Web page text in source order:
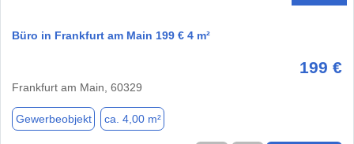
Büro in Frankfurt am Main 199 € 4 m²
199 €
Frankfurt am Main, 60329
Gewerbeobjekt ca. 4,00 m²